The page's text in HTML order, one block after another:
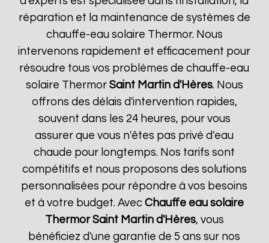
réparation et la maintenance de systèmes de
chauffe-eau solaire Thermor. Nous
intervenons rapidement et efficacement pour
résoudre tous vos problèmes de chauffe-eau
solaire Thermor Saint Martin d'Hères. Nous
offrons des délais d'intervention rapides,
souvent dans les 24 heures, pour vous
assurer que vous n'êtes pas privé d'eau
chaude pour longtemps. Nos tarifs sont
compétitifs et nous proposons des solutions
personnalisées pour répondre à vos besoins
et à votre budget. AvecChauffe eau solaire
Thermor Saint Martin d'Hères, vous
bénéficiez d'une garantie de 5 ans sur nos